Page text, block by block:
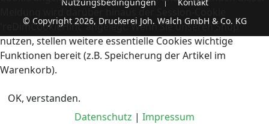
© Copyright 2026, Druckerei Joh. Walch GmbH & Co. KG
Meldung wird darüber hinaus der Session-Cookie
'reDimCookieHint' angelegt. Wenn Sie unseren Shop
nutzen, stellen weitere essentielle Cookies wichtige
Funktionen bereit (z.B. Speicherung der Artikel im
Warenkorb).
OK, verstanden.
Datenschutz | Impressum